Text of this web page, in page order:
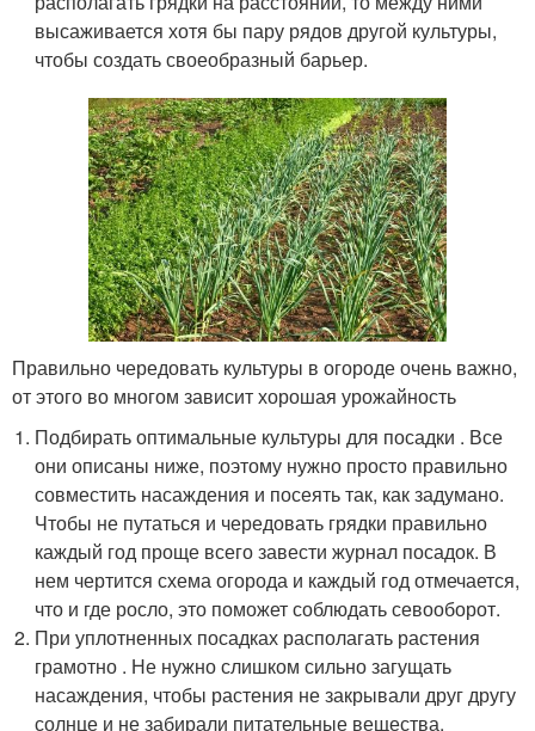
высаживается хотя бы пару рядов другой культуры,
чтобы создать своеобразный барьер.
Правильно чередовать культуры в огороде очень важно,
от этого во многом зависит хорошая урожайность
Подбирать оптимальные культуры для посадки . Все
они описаны ниже, поэтому нужно просто правильно
совместить насаждения и посеять так, как задумано.
Чтобы не путаться и чередовать грядки правильно
каждый год проще всего завести журнал посадок. В
нем чертится схема огорода и каждый год отмечается,
что и где росло, это поможет соблюдать севооборот.
При уплотненных посадках располагать растения
грамотно . Не нужно слишком сильно загущать
насаждения, чтобы растения не закрывали друг другу
солнце и не забирали питательные вещества.